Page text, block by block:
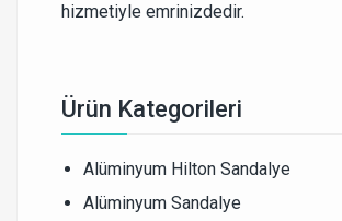
hizmetiyle emrinizdedir.
Ürün Kategorileri
Alüminyum Hilton Sandalye
Alüminyum Sandalye